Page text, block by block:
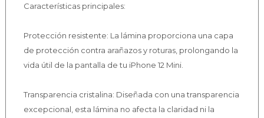
Características principales:
Protección resistente: La lámina proporciona una capa
de protección contra arañazos y roturas, prolongando la
vida útil de la pantalla de tu iPhone 12 Mini.
Transparencia cristalina: Diseñada con una transparencia
excepcional, esta lámina no afecta la claridad ni la